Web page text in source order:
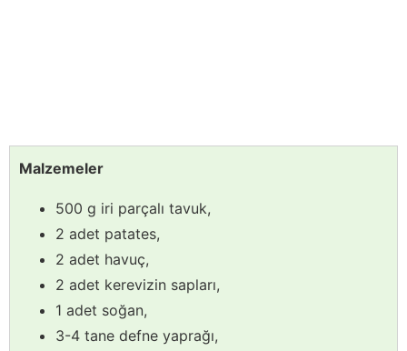
Malzemeler
500 g iri parçalı tavuk,
2 adet patates,
2 adet havuç,
2 adet kerevizin sapları,
1 adet soğan,
3-4 tane defne yaprağı,